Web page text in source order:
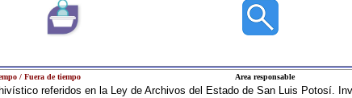
/ Fuera de tiempo Area responsable
referidos en la Ley de Archivos del Estado de San Luis Potosí.